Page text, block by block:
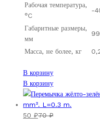
Рабочая температура,
°C
-
Габаритные размеры,
мм
Масса, не более, кг
В корзину
В корзину
50 ₽70₽